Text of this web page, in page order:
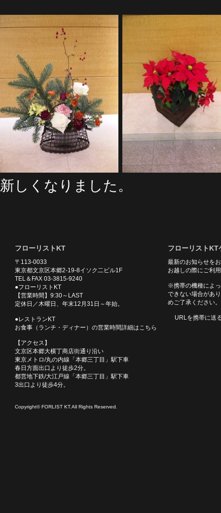
新しくなりました。
フローリストKT
〒113-0033
東京都文京区本郷2-19-8イソク二ビル1F
TEL＆FAX 03-3815-9240
●フローリストKT
【営業時間】9:30～LAST
定休日／木曜日、年末12月31日～年始。
●レストランKT
お食事（ランチ・ディナー）の営業時間詳細はこちら
【アクセス】
文京区本郷大横丁商店街通り沿い
東京メトロ/丸の内線「本郷三丁目」駅下車
春日方面出口より徒歩2分。
都営地下鉄/大江戸線「本郷三丁目」駅下車
3出口より徒歩4分。
フローリストKT
最新のお知らせを
お越しの際にご利
※携帯の機種によ
できない場合があ
めご了承ください。
URLを携帯に送
Copyright© FORLIST KT.All Rights Reserved.